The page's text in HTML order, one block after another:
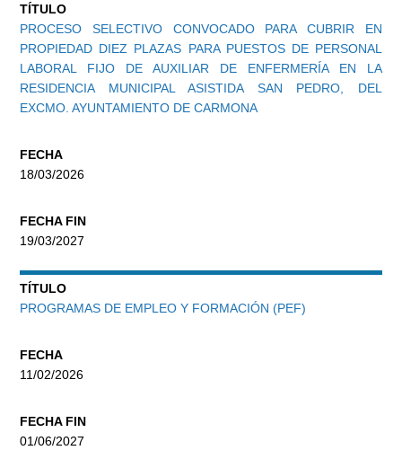
TÍTULO
PROCESO SELECTIVO CONVOCADO PARA CUBRIR EN
PROPIEDAD DIEZ PLAZAS PARA PUESTOS DE PERSONAL
LABORAL FIJO DE AUXILIAR DE ENFERMERÍA EN LA
RESIDENCIA MUNICIPAL ASISTIDA SAN PEDRO, DEL
EXCMO. AYUNTAMIENTO DE CARMONA
FECHA
18/03/2026
FECHA FIN
19/03/2027
TÍTULO
PROGRAMAS DE EMPLEO Y FORMACIÓN (PEF)
FECHA
11/02/2026
FECHA FIN
01/06/2027